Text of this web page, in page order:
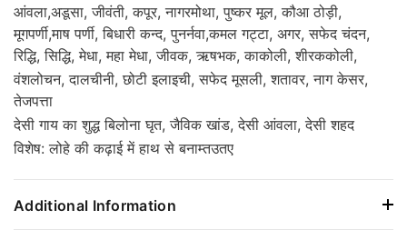
आंवला,अडूसा, जीवंती, कपूर, नागरमोथा, पुष्कर मूल, कौआ ठोड़ी,
मूगपर्णी,माष पर्णी, बिधारी कन्द, पुनर्नवा,कमल गट्टा, अगर, सफेद चंदन,
रिद्धि, सिद्धि, मेधा, महा मेधा, जीवक, ऋषभक, काकोली, शीरककोली,
वंशलोचन, दालचीनी, छोटी इलाइची, सफेद मूसली, शतावर, नाग केसर,
तेजपत्ता
देसी गाय का शुद्ध बिलोना घृत, जैविक खांड, देसी आंवला, देसी शहद
विशेष: लोहे की कढ़ाई में हाथ से बनाम्तउतए
Additional Information